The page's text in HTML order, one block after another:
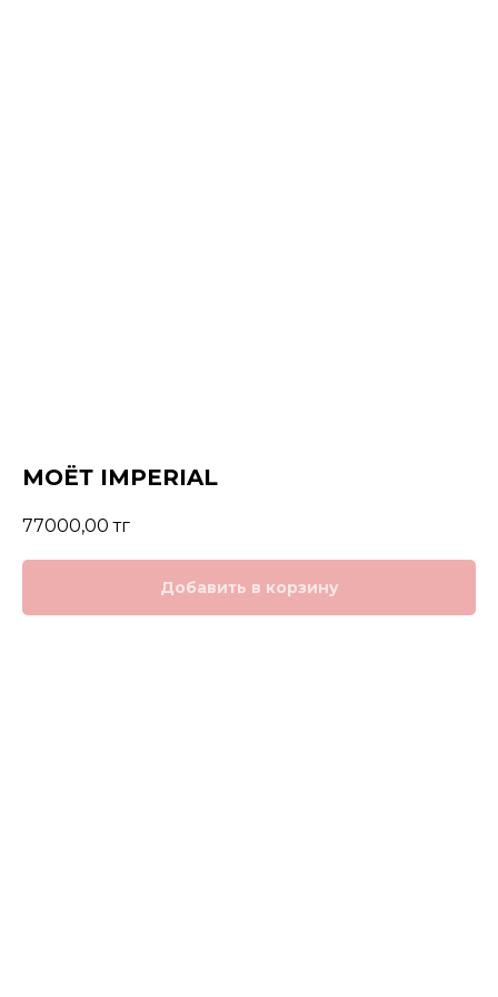
МОЁТ IMPERIAL
77000,00 тг
Добавить в корзину